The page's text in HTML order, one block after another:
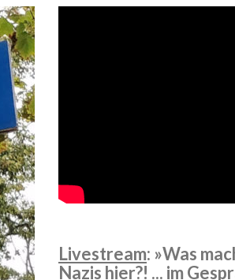
Livestream: »Was
Nazis hier?! ... im